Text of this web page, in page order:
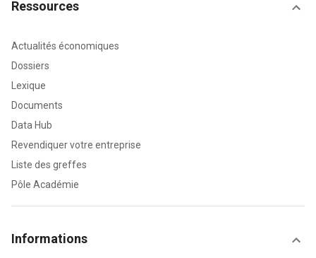
Ressources
Actualités économiques
Dossiers
Lexique
Documents
Data Hub
Revendiquer votre entreprise
Liste des greffes
Pôle Académie
Informations